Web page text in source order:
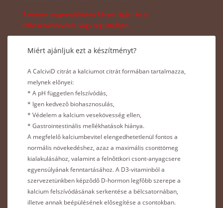
A termék megrendeléshez kérem lépjen be a
felhasználónevével, vagy regisztráljon.
Miért ajánljuk ezt a készítményt?
A CalciviD citrát a kalciumot citrát formában tartalmazza,
melynek elônyei:
* A pH független felszívódás,
* Igen kedvezô biohasznosulás,
* Védelem a kalcium vesekövesség ellen,
* Gastrointestinális mellékhatások hiánya.
A megfelelô kalciumbevitel elengedhetetlenül fontos a
normális növekedéshez, azaz a maximális csonttömeg
kialakulásához, valamint a felnôttkori csont-anyagcsere
egyensúlyának fenntartásához. A D3-vitaminból a
szervezetünkben képzôdô D-hormon legfôbb szerepe a
kalcium felszívódásának serkentése a bélcsatornában,
illetve annak beépülésének elôsegítése a csontokban.